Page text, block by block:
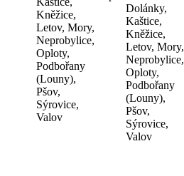
Kněžice,
Letov, Mory,
Neprobylice,
Oploty,
Podbořany
(Louny),
Pšov,
Sýrovice,
Valov
Dolánky,
Kaštice,
Kněžice,
Letov, Mory,
Neprobylice,
Oploty,
Podbořany
(Louny),
Pšov,
Sýrovice,
Valov